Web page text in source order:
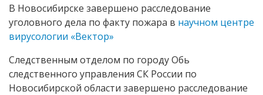
В Новосибирске завершено расследование
уголовного дела по факту пожара в научном центре
вирусологии «Вектор»
Следственным отделом по городу Обь
следственного управления СК России по
Новосибирской области завершено расследование